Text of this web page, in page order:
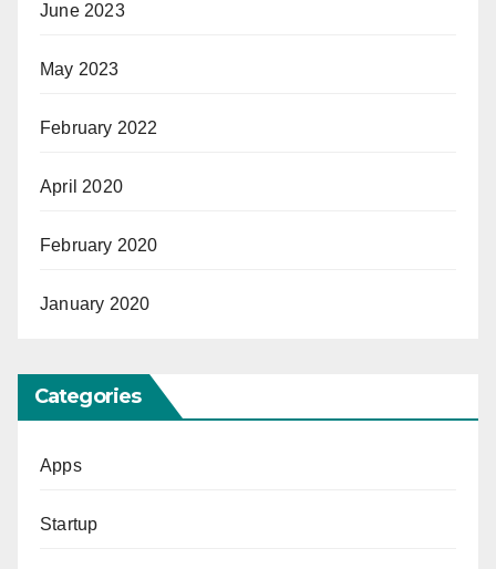
June 2023
May 2023
February 2022
April 2020
February 2020
January 2020
Categories
Apps
Startup